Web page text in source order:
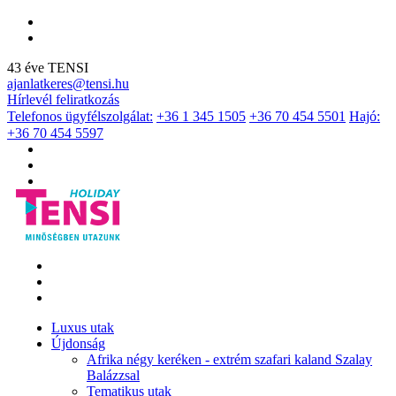
43 éve TENSI
ajanlatkeres@tensi.hu
Hírlevél feliratkozás
Telefonos ügyfélszolgálat: +36 1 345 1505 +36 70 454 5501 Hajó:
+36 70 454 5597
Luxus utak
Újdonság
Afrika négy keréken - extrém szafari kaland Szalay
Balázzsal
Tematikus utak